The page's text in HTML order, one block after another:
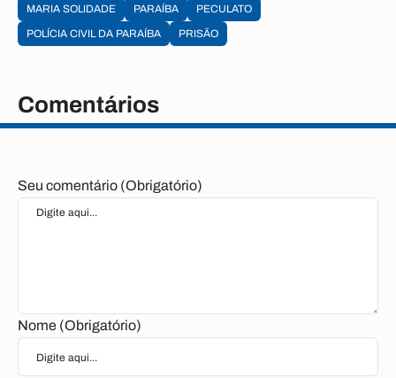
MARIA SOLIDADE
PARAÍBA
PECULATO
POLÍCIA CIVIL DA PARAÍBA
PRISÃO
Comentários
Seu comentário (Obrigatório)
Nome (Obrigatório)